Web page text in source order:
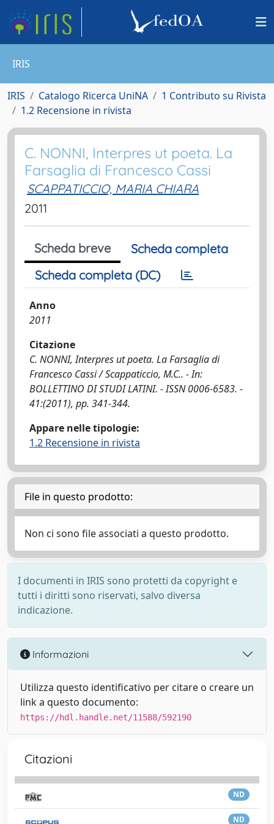
IRIS
IRIS Catalogo Ricerca UniNA
1 Contributo su Rivista
1.2 Recensione in rivista
C. NONNI, Interpres ut poeta. La
Farsaglia di Francesco Cassi
SCAPPATICCIO, MARIA CHIARA
2011
Scheda breve
Scheda completa
Scheda completa (DC)
Anno
2011
Citazione
C. NONNI, Interpres ut poeta. La Farsaglia di
Francesco Cassi / Scappaticcio, M.C.. - In:
BOLLETTINO DI STUDI LATINI. - ISSN 0006-6583. -
41:(2011), pp. 341-344.
Appare nelle tipologie:
1.2 Recensione in rivista
File in questo prodotto:
Non ci sono file associati a questo prodotto.
I documenti in IRIS sono protetti da copyright e
tutti i diritti sono riservati, salvo diversa
indicazione.
Informazioni
Utilizza questo identificativo per citare o creare un
link a questo documento:
https://hdl.handle.net/11588/592190
Citazioni
ND
ND